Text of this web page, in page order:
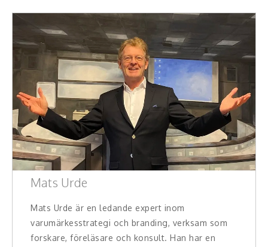
Workshopledare, facilitator
Radio och TV-profiler
Underhållning och event
Event
Humoristiska föredrag
Ljus och belysning
Komiker
Konst
Mats Urde
Mats Urde är en ledande expert inom
varumärkesstrategi och branding, verksam som
forskare, föreläsare och konsult. Han har en